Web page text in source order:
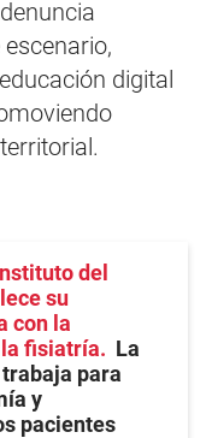
digital
del
su
con la
fisiatría
La
para
y
pacientes